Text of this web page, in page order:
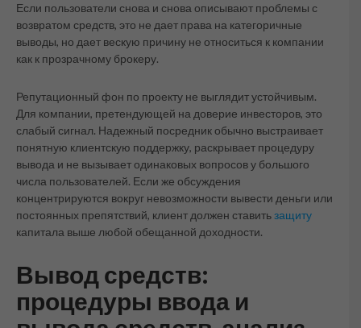
Если пользователи снова и снова описывают проблемы с
возвратом средств, это не дает права на категоричные
выводы, но дает вескую причину не относиться к компании
как к прозрачному брокеру.
Репутационный фон по проекту не выглядит устойчивым.
Для компании, претендующей на доверие инвесторов, это
слабый сигнал. Надежный посредник обычно выстраивает
понятную клиентскую поддержку, раскрывает процедуру
вывода и не вызывает одинаковых вопросов у большого
числа пользователей. Если же обсуждения
концентрируются вокруг невозможности вывести деньги или
постоянных препятствий, клиент должен ставитьзащиту
капитала выше любой обещанной доходности.
Вывод средств:
процедуры ввода и